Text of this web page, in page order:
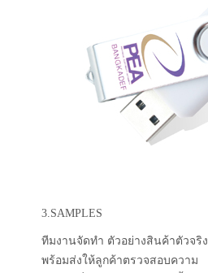
3.SAMPLES
ทีมงานจัดทำ ตัวอย่างสินค้าตัวจริง
พร้อมส่งให้ลูกค้าตรวจสอบความ